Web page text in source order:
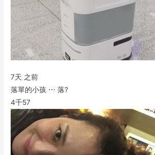
7天 之前
落單的小孩 ⋯ 落?
4千57